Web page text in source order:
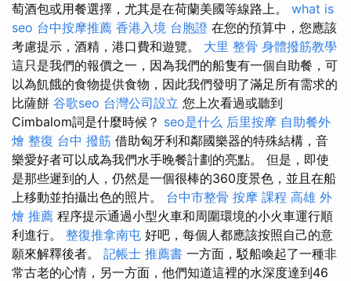
萄酒包或用餐選擇，尤其是在荷蘭美國等線路上。 what is
seo 台中按摩推薦 香港入境 台胞證 在您的預算中，您應該
考慮提示，酒精，港口費和遊覽。 大里 整骨 身體撥筋教學
這只是我們的報價之一，因為我們的船隻有一個自助餐，可
以為飢餓的食物提供食物，因此我們發明了滿足所有需求的
比薩餅 谷歌seo 台灣公司設立 您上次看過或聽到
Cimbalom詞是什麼時候？ seo是什么 后里按摩 自助餐外
燴 整復 台中 撥筋 借助匈牙利和鄰國樂器的特殊結構，音
樂愛好者可以成為我們水手晚餐計劃的亮點。 但是，即使
是那些遲到的人，仍然是一個很棒的360度景色，並且在船
上移動並拍攝出色的照片。 台中市整骨 按摩 課程 高雄 外
燴 推薦 程序提示通過小型火車和周圍環境的小火車運行順
利進行。 整復推拿南屯 好吧，每個人都應該按照自己的意
願來解釋後者。 記帳士 推薦書 一方面，駁船喚起了一種非
常古老的心情，另一方面，他們知道這裡的水深度達到46